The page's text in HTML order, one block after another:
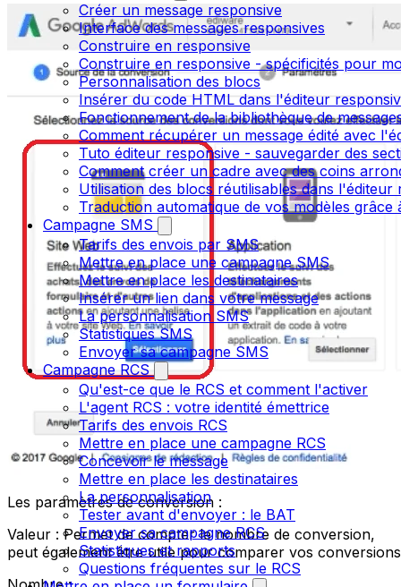
Créer un message responsive
Interface des messages responsives
Construire en responsive
Construire en responsive - spécificités pour
Personnalisation des blocs
Insérer du code HTML dans l'éditeur
Fonctionnement de la bibliothèque de
Comment récupérer un message édité avec
Tuto éditeur responsive - sauvegarder des
Comment créer un cadre avec des coins
Utilisation des blocs réutilisables dans l'éditeur
Traduction automatique de vos modèles grâce
Campagne SMS
Tarifs des envois par SMS
Mettre en place une campagne SMS
Mettre en place les destinataires
Insérer un lien dans votre message
La personnalisation SMS
Statistiques SMS
Envoyer sa campagne SMS
Campagne RCS
Qu'est-ce que le RCS et comment l'activer
L'agent RCS : votre identité émettrice
Tarifs des envois RCS
Mettre en place une campagne RCS
Concevoir le message
Mettre en place les destinataires
La personnalisation
Tester avant d'envoyer : le BAT
Envoyer sa campagne RCS
Statistiques et rapports
Questions fréquentes sur le RCS
Les paramètres de conversion :
Valeur : Permet de compter le nombre de conversion,
peut également être utile pour comparer vos conversions